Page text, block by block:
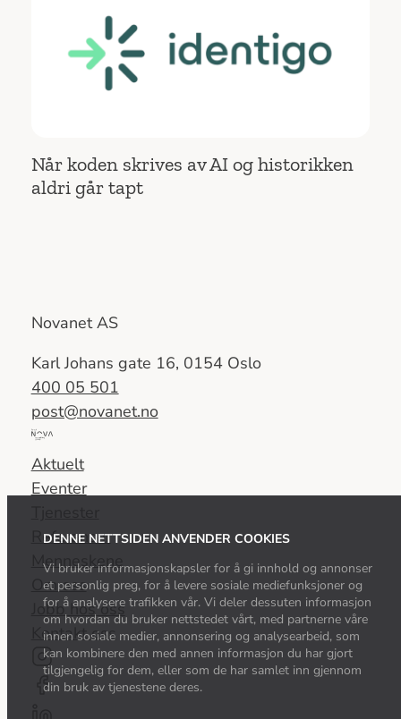
DENNE NETTSIDEN ANVENDER COOKIES
Vi bruker informasjonskapsler for å gi innhold og annonser
et personlig preg, for å levere sosiale mediefunksjoner og
for å analysere trafikken vår. Vi deler dessuten informasjon
om hvordan du bruker nettstedet vårt, med partnerne våre
innen sosiale medier, annonsering og analysearbeid, som
kan kombinere den med annen informasjon du har gjort
tilgjengelig for dem, eller som de har samlet inn gjennom
din bruk av tjenestene deres.
Når koden skrives av AI og historikken
aldri går tapt
Novanet AS
Karl Johans gate 16, 0154 Oslo
400 05 501
post@novanet.no
Del
av
Nova
Group
Aktuelt
Eventer
Referanser
Menneskene
Om oss
Jobb hos oss
Kontakt oss